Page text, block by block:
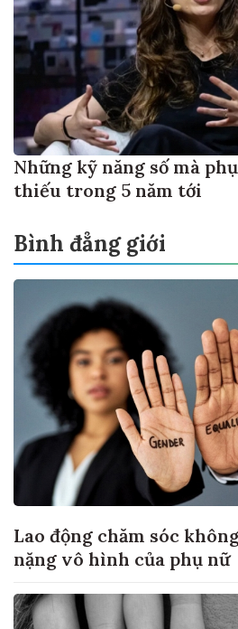
Những kỹ năng số mà
thiếu trong 5 năm tới
Bình đẳng giới
Lao động chăm sóc
nặng vô hình của phụ nữ